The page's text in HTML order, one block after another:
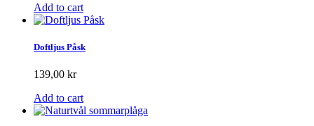
Add to cart
Doftljus Påsk
139,00 kr
Add to cart